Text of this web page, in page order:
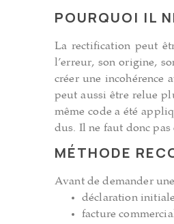
POURQUOI IL
La rectification peut
l’erreur, son origine,
créer une incohérence
peut aussi être relue
même code a été
dus. Il ne faut donc
MÉTHODE
Avant de demander
déclaration
facture